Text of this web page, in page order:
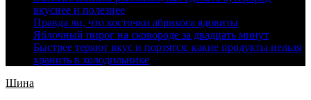
вкуснее и полезнее
Правда ли, что косточки абрикоса ядовиты
Яблочный пирог на сковороде за двадцать минут
Быстрее теряют вкус и портятся: какие продукты нельзя
хранить в холодильнике
Шина